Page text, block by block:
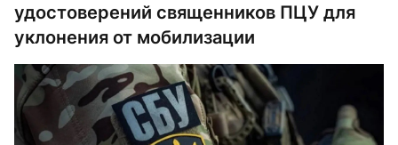
удостоверений священников ПЦУ для
уклонения от мобилизации